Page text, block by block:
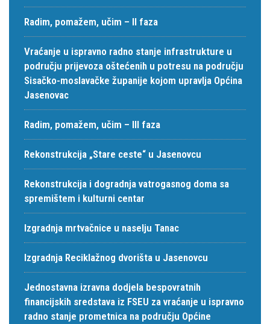
Radim, pomažem, učim – II faza
Vraćanje u ispravno radno stanje infrastrukture u
području prijevoza oštećenih u potresu na području
Sisačko-moslavačke županije kojom upravlja Općina
Jasenovac
Radim, pomažem, učim – III faza
Rekonstrukcija „Stare ceste“ u Jasenovcu
Rekonstrukcija i dogradnja vatrogasnog doma sa
spremištem i kulturni centar
Izgradnja mrtvačnice u naselju Tanac
Izgradnja Reciklažnog dvorišta u Jasenovcu
Jednostavna izravna dodjela bespovratnih
financijskih sredstava iz FSEU za vraćanje u ispravno
radno stanje prometnica na području Općine